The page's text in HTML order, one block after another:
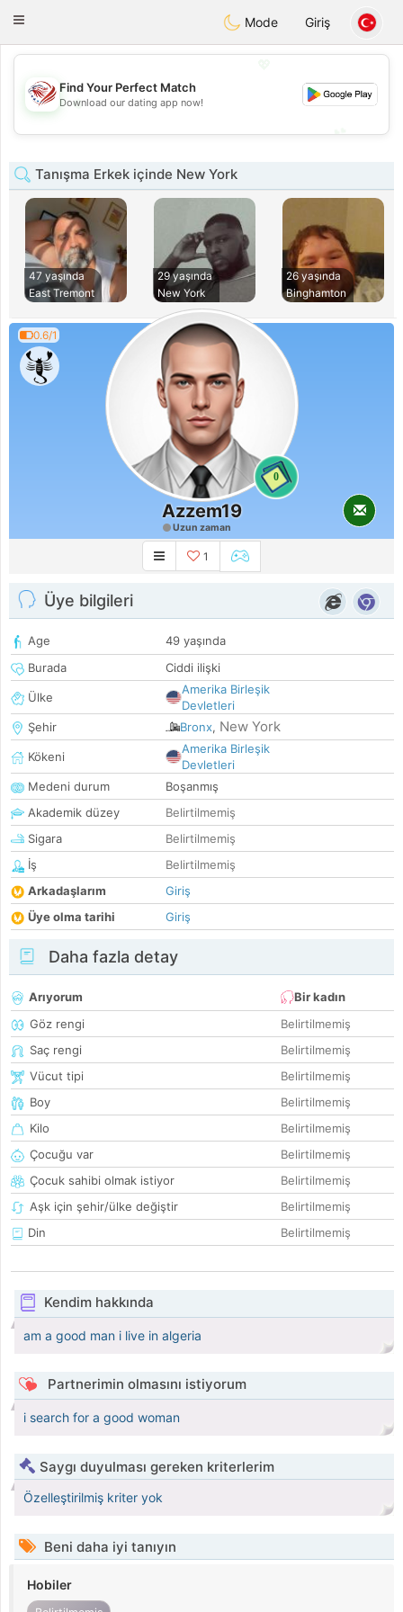
Dating
Toggle
Mode Giriş
💖
💕
Find Your Perfect Match
Download our dating app now!
Tanışma Erkek içinde New York
47 yaşında
East Tremont
29 yaşında
New York
26 yaşında
Binghamton
0.6/1
0
Azzem19
Uzun zaman
1
Üye bilgileri
Age
49 yaşında
Burada
Ciddi ilişki
Ülke
Amerika Birleşik
Devletleri
Şehir
Bronx, New York
Kökeni
Amerika Birleşik
Devletleri
Medeni durum
Boşanmış
Akademik düzey
Belirtilmemiş
Sigara
Belirtilmemiş
İş
Belirtilmemiş
Arkadaşlarım
Giriş
Üye olma tarihi
Giriş
Daha fazla detay
Arıyorum
Bir kadın
Göz rengi
Belirtilmemiş
Saç rengi
Belirtilmemiş
Vücut tipi
Belirtilmemiş
Boy
Belirtilmemiş
Kilo
Belirtilmemiş
Çocuğu var
Belirtilmemiş
Çocuk sahibi olmak istiyor
Belirtilmemiş
Aşk için şehir/ülke değiştir
Belirtilmemiş
Din
Belirtilmemiş
Kendim hakkında
am a good man i live in algeria
Partnerimin olmasını istiyorum
i search for a good woman
Saygı duyulması gereken kriterlerim
Özelleştirilmiş kriter yok
Beni daha iyi tanıyın
Hobiler